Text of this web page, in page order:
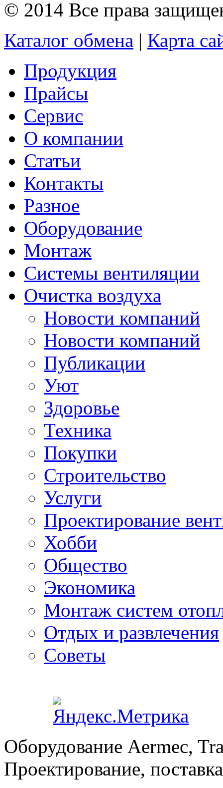
© 2014 Все права
Каталог обмена | Карта
Продукция
Прайсы
Сервис
О компании
Статьи
Контакты
Разное
Оборудование
Монтаж
Системы вентиляции
Очистка воздуха
Новости компаний
Новости компаний
Публикации
Уют
Здоровье
Техника
Покупки
Строительство
Услуги
Проектирование
Хобби
Общество
Экономика
Монтаж систем
Отдых и развлечения
Советы
Оборудование Aermec,
Проектирование,